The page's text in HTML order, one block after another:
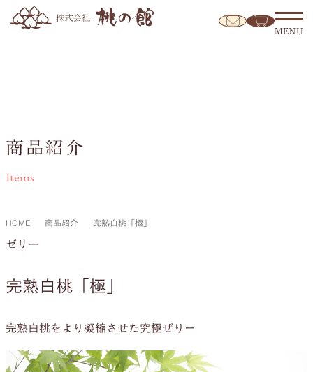
MENU
商品紹介
Items
HOME 商品紹介 完熟白桃「極」
ゼリー
完熟白桃「極」
完熟白桃をより凝縮させた究極ぜりー